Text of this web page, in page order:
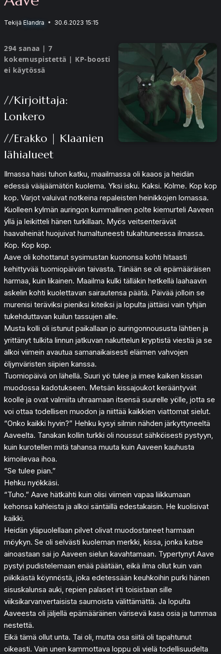
Tekijä Elandra 30.6.2023 15:15
294 sanaa | 7
kokemuspistettä | KP-boosti
ei käytössä
//Kirjoittaja:
Lonkero
//Erakko | Klaanien
lähialueet
Ilmassa haisi tuhon katku, maailmassa oli kaaos ja heidän
edessä vääjäämätön kuolema. Yksi isku. Kaksi. Kolme. Kop kop
kop. Varjot valuivat notkeina repaleisten heinikkojen lomassa.
Kuolleen kylmän auringon kummallinen polte kiemurteli Aaveen
yllä ja leikitteli hänen turkillaan. Myös veitsenterävät
haavaheinät huojuivat humaltuneesti tukahtuneessa ilmassa.
Kop. Kop kop.
Aave oli kohottanut sysimustan kuononsa kohti hitaasti
kehittyvää tuomiopäivän taivasta. Tänään se oli epämääräisen
harmaa, kuin likainen. Maailma kulki tälläkin hetkellä laahaavin
askelin kohti kuolettavan sairautensa päätä. Päivää jolloin se
murenisi teräviksi pieniksi kiteiksi ja lopulta jättäisi vain tyhjän
tukehduttavan kuilun tassujen alle.
Musta kolli oli istunut paikallaan jo auringonnoususta lähtien ja
yrittänyt tulkita linnun jatkuvan nakuttelun kryptistä viestiä ja se
alkoi viimein avautua samanaikaisesti eläimen vahvojen
öljynväristen siipien kanssa.
Tuomiopäivä on lähellä. Suuri yö tulee ja imee kaiken kissan
muodossa kadotukseen. Metsän kissajoukot kerääntyvät
koolle ja ovat valmiita uhraamaan itsensä suurelle yölle, jotta se
voi ottaa todellisen muodon ja niittää kaikkien viattomat sielut.
“Onko kaikki hyvin?” Hehku kysyi silmin nähden järkyttyneeltä
Aaveelta. Tanakan kollin turkki oli noussut sähköisesti pystyyn,
kuin kurotellen mitä tahansa muuta kuin Aaveen kauhusta
kimoilevaa ihoa.
“Se tulee pian.”
Hehku nyökkäsi.
“Tuho.” Aave hätkähti kuin olisi viimein vapaa liikkumaan
kehonsa kahleista ja alkoi säntäillä edestakaisin. He kuolisivat
kaikki.
Heidän yläpuolellaan pilvet olivat muodostaneet harmaan
möykyn. Se oli selvästi kuoleman merkki, kissa, jonka katse
ainoastaan sai jo Aaveen sielun kavahtamaan. Typertynyt Aave
pystyi pudistelemaan enää päätään, eikä ilma ollut kuin vain
piikikästä köynnöstä, joka edetessään keuhkoihin purki hänen
sisuskalunsa auki, repien palaset irti toisistaan sille
viiksikarvanvertaisista saumoista välittämättä. Ja lopulta
Aaveesta oli jäljellä epämääräinen värisevä kasa osia ja tummaa
nestettä.
Eikä tämä ollut unta. Tai oli, mutta osa siitä oli tapahtunut
oikeasti. Vain unen kammottava loppu oli vielä todellisuudelta